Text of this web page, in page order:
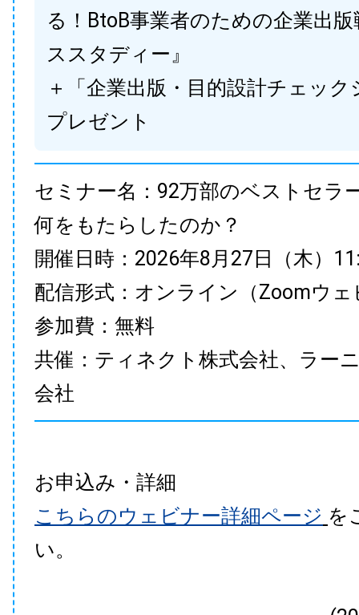
る！BtoB事業者のための企業出
ススタディー』
＋「企業出版・目的設計チェック
プレゼント
セミナー名：92万部のベストセラ
何をもたらしたのか？
開催日時：2026年8月27日（木）
配信形式：オンライン（Zoomウェ
参加費：無料
共催：ティネクト株式会社、ラー
会社
お申込み・詳細
こちらのウェビナー詳細ページ を
い。